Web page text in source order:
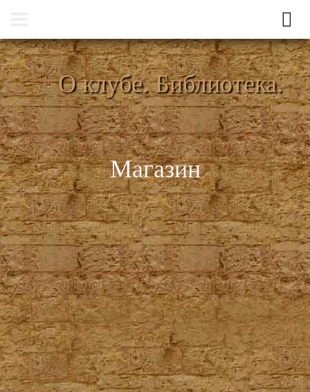
О клубе. Библиотека.
Магазин